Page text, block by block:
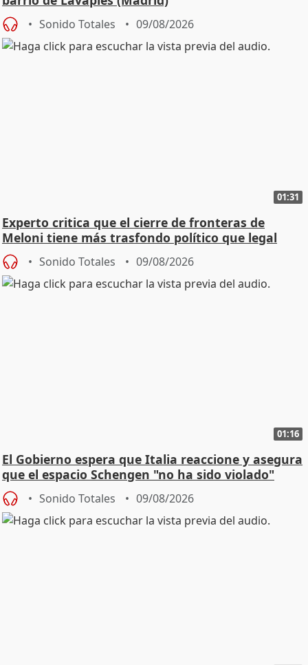
Sonido Totales 09/08/2026
01:31
Experto critica que el cierre de fronteras de
Meloni tiene más trasfondo político que legal
Sonido Totales 09/08/2026
01:16
El Gobierno espera que Italia reaccione y asegura
que el espacio Schengen "no ha sido violado"
Sonido Totales 09/08/2026